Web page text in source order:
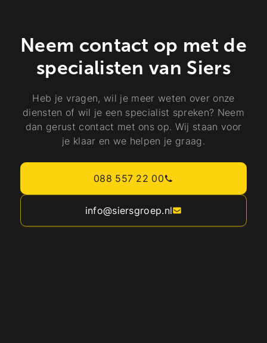
Neem contact op met de
specialisten van Siers
Heb je vragen, wil je meer weten over onze
diensten of wil je een specialist spreken? Neem
dan gerust contact met ons op. Wij staan voor
je klaar en we helpen je graag.
088 557 22 00
info@siersgroep.nl